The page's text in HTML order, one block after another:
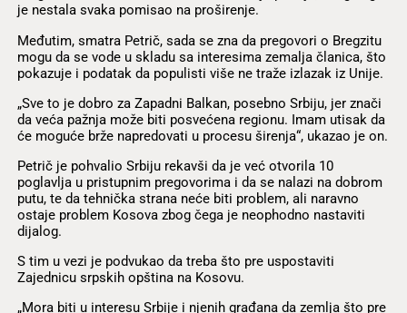
je nestala svaka pomisao na proširenje.
Međutim, smatra Petrič, sada se zna da pregovori o Bregzitu
mogu da se vode u skladu sa interesima zemalja članica, što
pokazuje i podatak da populisti više ne traže izlazak iz Unije.
„Sve to je dobro za Zapadni Balkan, posebno Srbiju, jer znači
da veća pažnja može biti posvećena regionu. Imam utisak da
će moguće brže napredovati u procesu širenja“, ukazao je on.
Petrič je pohvalio Srbiju rekavši da je već otvorila 10
poglavlja u pristupnim pregovorima i da se nalazi na dobrom
putu, te da tehnička strana neće biti problem, ali naravno
ostaje problem Kosova zbog čega je neophodno nastaviti
dijalog.
S tim u vezi je podvukao da treba što pre uspostaviti
Zajednicu srpskih opština na Kosovu.
„Mora biti u interesu Srbije i njenih građana da zemlja što pre